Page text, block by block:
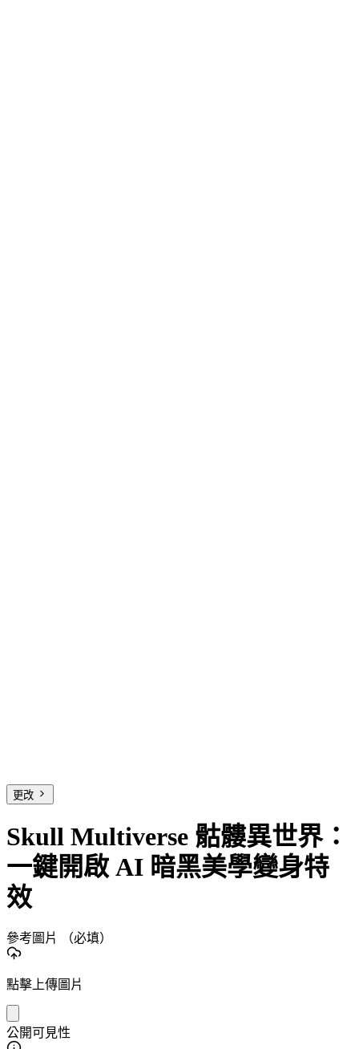
更改
Skull Multiverse 骷髏異世界：
一鍵開啟 AI 暗黑美學變身特
效
參考圖片 （必填）
點擊上傳圖片
公開可見性